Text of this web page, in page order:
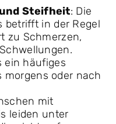
Steifheit: Die
betrifft in der Regel
zu Schmerzen,
ein häufiges
morgens oder nach
mit
leiden unter